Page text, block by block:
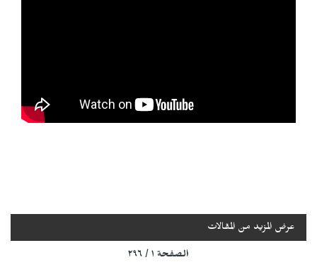
عرض المزيد من المقالات
الصفحة ١ / ٢٩٦